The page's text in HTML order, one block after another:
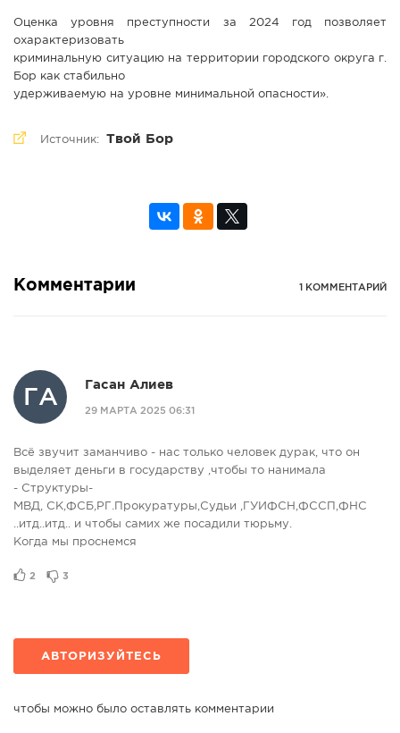
Оценка уровня преступности за 2024 год позволяет
охарактеризовать
криминальную ситуацию на территории городского округа г.
Бор как стабильно
удерживаемую на уровне минимальной опасности».
Источник: Твой Бор
Комментарии 1 КОММЕНТАРИЙ
ГА
Гасан Алиев
29 МАРТА 2025 06:31
Всё звучит заманчиво - нас только человек дурак, что он
выделяет деньги в государству ,чтобы то нанимала
- Структуры-
МВД, СК,ФСБ,РГ.Прокуратуры,Судьи ,ГУИФСН,ФССП,ФНС
..итд..итд.. и чтобы самих же посадили тюрьму.
Когда мы проснемся
2 3
АВТОРИЗУЙТЕСЬ
чтобы можно было оставлять комментарии